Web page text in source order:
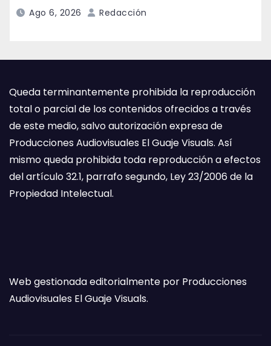
Ago 6, 2026 Redacción
Queda terminantemente prohibida la reproducción
total o parcial de los contenidos ofrecidos a través
de este medio, salvo autorización expresa de
Producciones Audiovisuales El Guaje Visuals. Así
mismo queda prohibida toda reproducción a efectos
del artículo 32.1, parrafo segundo, Ley 23/2006 de la
Propiedad Intelectual.
Web gestionada editorialmente por Producciones
Audiovisuales El Guaje Visuals.